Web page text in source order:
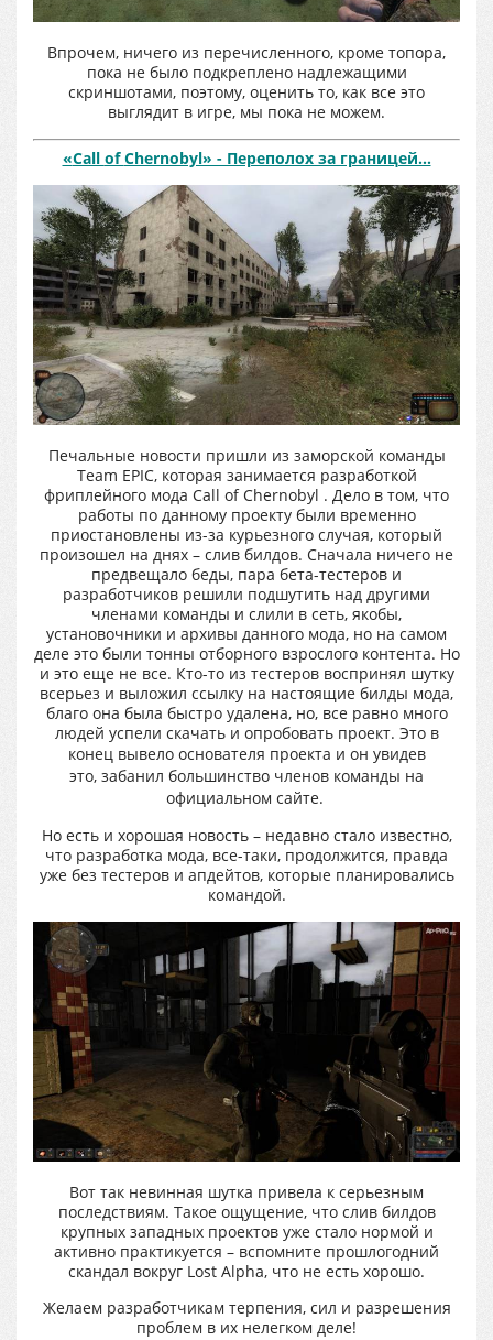
Впрочем, ничего из перечисленного, кроме топора,
пока не было подкреплено надлежащими
скриншотами, поэтому, оценить то, как все это
выглядит в игре, мы пока не можем.
«Call ofChernobyl» - Переполох за границей…
Печальные новости пришли из заморской команды
Team EPIC, которая занимается разработкой
фриплейного мода Call of Chernobyl . Дело в том, что
работы по данному проекту были временно
приостановлены из-за курьезного случая, который
произошел на днях – слив билдов. Сначала ничего не
предвещало беды, пара бета-тестеров и
разработчиков решили подшутить над другими
членами команды и слили в сеть, якобы,
установочники и архивы данного мода, но на самом
деле это были тонны отборного взрослого контента. Но
и это еще не все. Кто-то из тестеров воспринял шутку
всерьез и выложил ссылку на настоящие билды мода,
благо она была быстро удалена, но, все равно много
людей успели скачать и опробовать проект. Это в
конец вывело основателя проекта и он увидев
это, забанил большинство членов команды на
официальном сайте.
Но есть и хорошая новость – недавно стало известно,
что разработка мода, все-таки, продолжится, правда
уже без тестеров и апдейтов, которые планировались
командой.
Вот так невинная шутка привела к серьезным
последствиям. Такое ощущение, что слив билдов
крупных западных проектов уже стало нормой и
активно практикуется – вспомните прошлогодний
скандал вокруг Lost Alpha, что не есть хорошо.
Желаем разработчикам терпения, сил и разрешения
проблем в их нелегком деле!